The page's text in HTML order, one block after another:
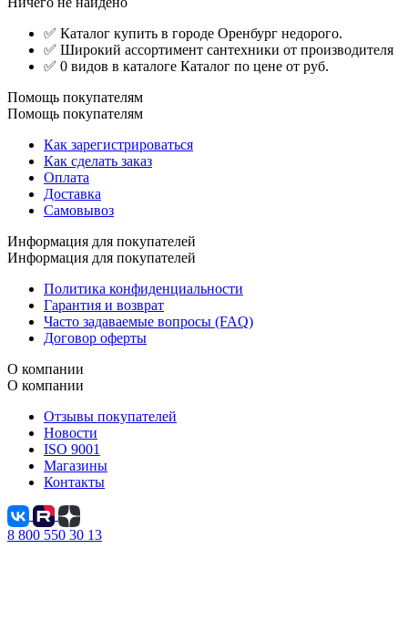
✅ Каталог купить в городе Оренбург недорого.
✅ Широкий ассортимент сантехники от производителя
✅ 0 видов в каталоге Каталог по цене от руб.
Помощь покупателям
Помощь покупателям
Как зарегистрироваться
Как сделать заказ
Оплата
Доставка
Самовывоз
Информация для покупателей
Информация для покупателей
Политика конфиденциальности
Гарантия и возврат
Часто задаваемые вопросы (FAQ)
Договор оферты
О компании
О компании
Отзывы покупателей
Новости
ISO 9001
Магазины
Контакты
8 800 550 30 13